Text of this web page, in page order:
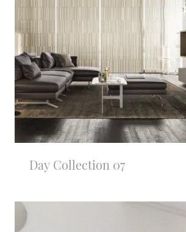
Day Collection 07